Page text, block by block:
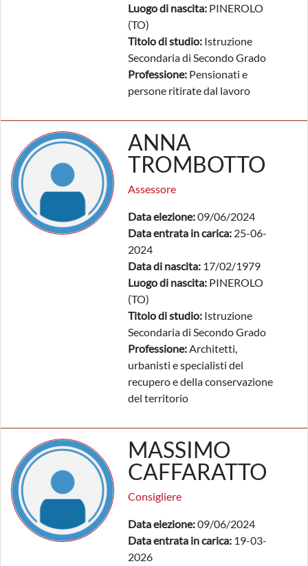
Luogo di nascita: PINEROLO
(TO)
Titolo di studio: Istruzione
Secondaria di Secondo Grado
Professione: Pensionati e
persone ritirate dal lavoro
ANNA
TROMBOTTO
Assessore
Data elezione:09/06/2024
Data entrata in carica: 25-06-
2024
Data di nascita: 17/02/1979
Luogo di nascita: PINEROLO
(TO)
Titolo di studio: Istruzione
Secondaria di Secondo Grado
Professione:Architetti,
urbanisti e specialisti del
recupero e della conservazione
del territorio
MASSIMO
CAFFARATTO
Consigliere
Data elezione:09/06/2024
Data entrata in carica: 19-03-
2026